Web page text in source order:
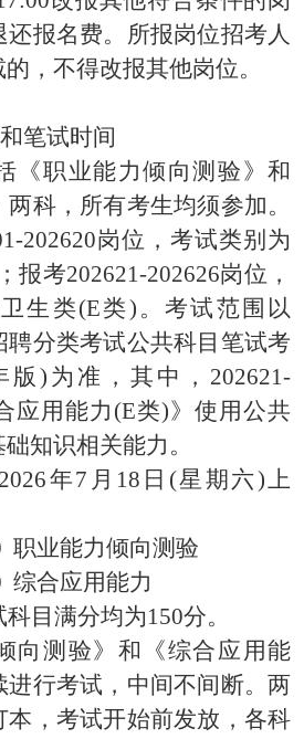
报名费。所报岗位招考人
，不得改报其他岗位。
笔试时间
《职业能力倾向测验》和
两科，所有考生均须参加。
202620岗位，考试类别为
报考202621-202626岗位，
生类(E类)。考试范围以
聘分类考试公共科目笔试考
版)为准，其中，202621-
应用能力(E类)》使用公共
知识相关能力。
年7月18日(星期六)上
业能力倾向测验
综合应用能力
目满分均为150分。
向测验》和《综合应用能
进行考试，中间不间断。两
本，考试开始前发放，各科